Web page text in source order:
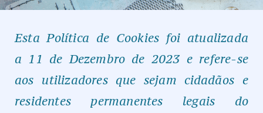
Esta Política de Cookies foi atualizada
a 11 de Dezembro de 2023 e refere-se
aos utilizadores que sejam cidadãos e
residentes permanentes legais do